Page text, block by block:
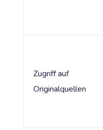
Zugriff auf
Originalquellen